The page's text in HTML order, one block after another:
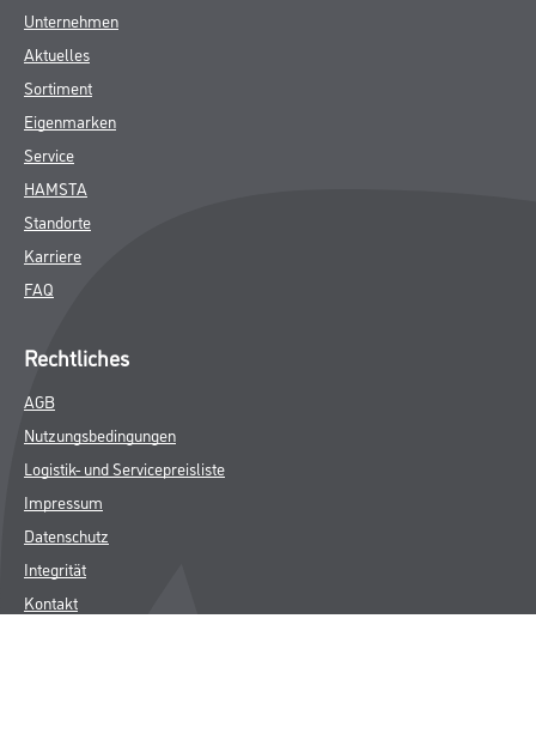
Unternehmen
Aktuelles
Sortiment
Eigenmarken
Service
HAMSTA
Standorte
Karriere
FAQ
Rechtliches
AGB
Nutzungsbedingungen
Logistik- und Servicepreisliste
Impressum
Datenschutz
Integrität
Kontakt